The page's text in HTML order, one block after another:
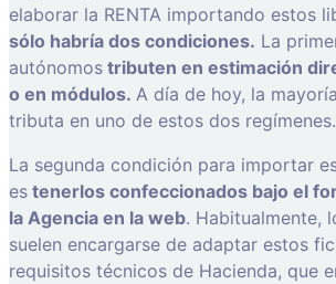
elaborar la RENTA importando estos
sólo habría dos condiciones. La
autónomos tributen en estimación
o en módulos. A día de hoy, la
tributa en uno de estos dos regímenes.
La segunda condición para importar
es tenerlos confeccionados bajo el
la Agencia en la web. Habitualmente,
suelen encargarse de adaptar estos
requisitos técnicos de Hacienda, que